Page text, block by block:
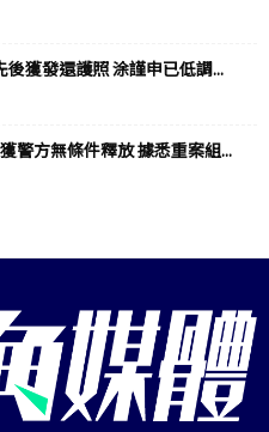
獲發還護照 涂謹申已低調...
警方無條件釋放 據悉重案組...